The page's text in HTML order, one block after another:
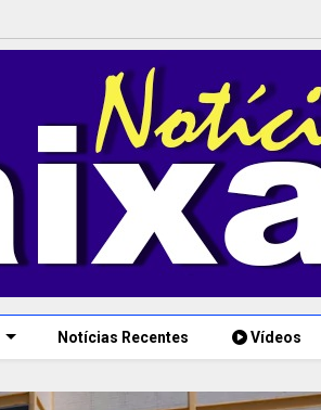
Notícias Recentes Vídeos